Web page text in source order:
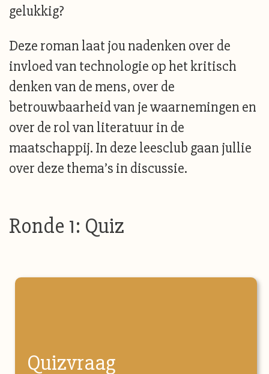
gelukkig?
Deze roman laat jou nadenken over de
invloed van technologie op het kritisch
denken van de mens, over de
betrouwbaarheid van je waarnemingen en
over de rol van literatuur in de
maatschappij. In deze leesclub gaan jullie
over deze thema’s in discussie.
Ronde 1: Quiz
Quizvraag